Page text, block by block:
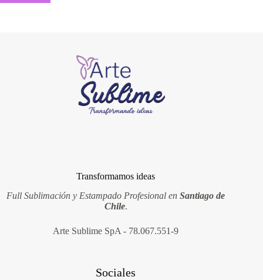
Transformamos ideas
Full Sublimación y Estampado Profesional enSantiago de
Chile.
Arte Sublime SpA - 78.067.551-9
Sociales